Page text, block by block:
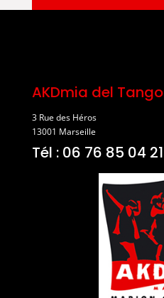
AKDmia del Tango
3 Rue des Héros
13001 Marseille
Tél : 06 76 85 04 21